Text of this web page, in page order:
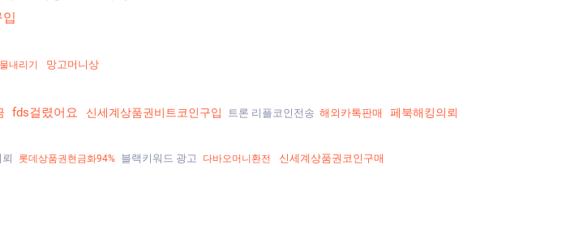
내리기 망고머니상
fds걸렸어요 신세계상품권비트코인구입 트론 리플코인전송 해외카톡판매
페북해킹의뢰
롯데상품권현금화94% 블랙키워드 광고 다바오머니환전 신세계상품권코인구매